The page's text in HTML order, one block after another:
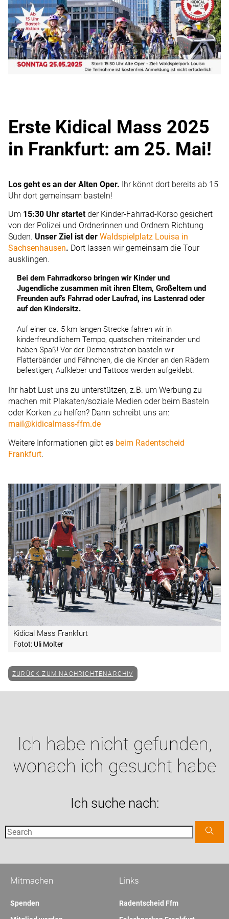
Erste Kidical Mass 2025
in Frankfurt: am 25. Mai!
Los geht es an der Alten Oper. Ihr könnt dort bereits ab 15
Uhr dort gemeinsam basteln!
Um 15:30 Uhr startetder Kinder-Fahrrad-Korso gesichert
von der Polizei und Ordnerinnen und Ordnern Richtung
Süden. Unser Ziel ist der Waldspielplatz Louisa in
Sachsenhausen. Dort lassen wir gemeinsam die Tour
ausklingen.
Bei dem Fahrradkorso bringen wir Kinder und
Jugendliche zusammen mit ihren Eltern, Großeltern und
Freunden auf’s Fahrrad oder Laufrad, ins Lastenrad oder
auf den Kindersitz.
Auf einer ca. 5 km langen Strecke fahren wir in
kinderfreundlichem Tempo, quatschen miteinander und
haben Spaß! Vor der Demonstration basteln wir
Flatterbänder und Fähnchen, die die Kinder an den Rädern
befestigen, Aufkleber und Tattoos werden aufgeklebt.
Ihr habt Lust uns zu unterstützen, z.B. um Werbung zu
machen mit Plakaten/soziale Medien oder beim Basteln
oder Korken zu helfen? Dann schreibt uns an:
mail@kidicalmass-ffm.de
Weitere Informationen gibt es beim Radentscheid
Frankfurt.
Kidical Mass Frankfurt
Fotot: Uli Molter
ZURÜCK ZUM NACHRICHTENARCHIV
Ich habe nicht gefunden,
wonach ich gesucht habe
Ich suche nach:
Links
Radentscheid Ffm
Mitmachen
Spenden